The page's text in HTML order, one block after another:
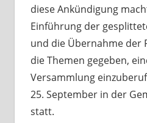
diese Ankündigung
Einführung der
und die Übernahme der
die Themen gegeben,
Versammlung
25. September in der
statt.